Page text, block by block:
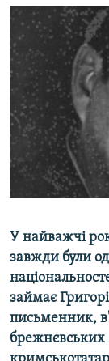
ВСЕ ЗА ДЕНЬ
СПЕЦПРОЕКТИ
ДЕПОРТАЦІЯ
ВІДЕОУРОКИ
СВІДЧЕННЯ
УКРАЇНСЬКА
ІНФОГРАФІКА
ЯК ОБІЙТИ
Русский
Qırımtatar
ДОЛУЧАЙСЯ!
Усі сайти
У найважчі
завжди були
займає
письменник,
брежнєвських